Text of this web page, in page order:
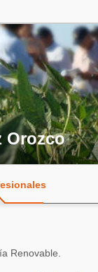
Orozco
Renovable.